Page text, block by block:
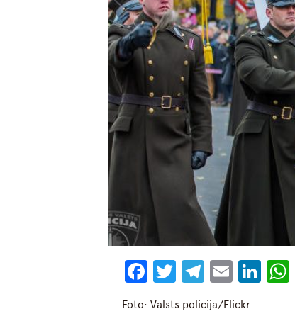
Facebook
Twitter
Telegram
Email
Foto: Valsts policija/Flickr